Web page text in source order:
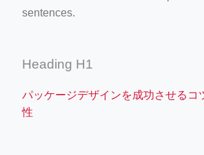
sentences.
Heading H1
パッケージデザインを成功させるコ
性